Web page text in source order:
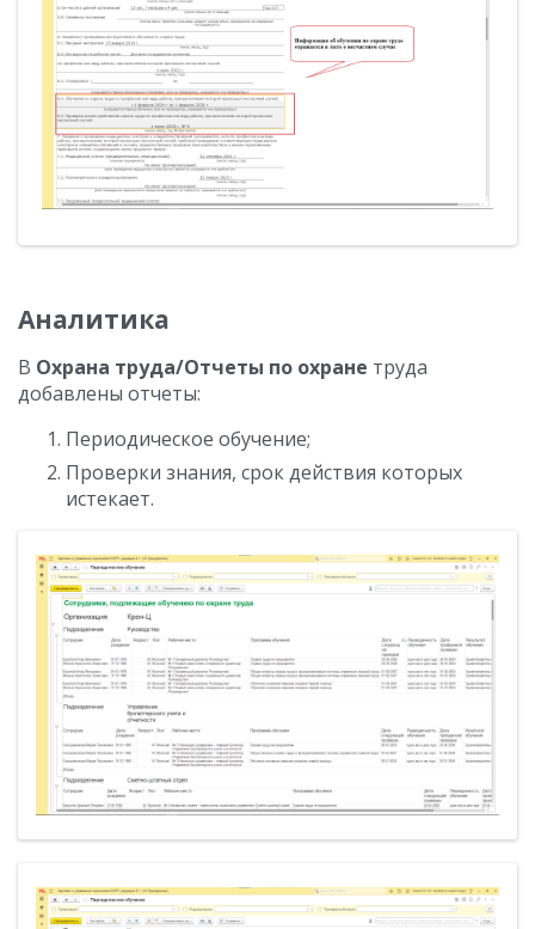
Аналитика
В Охрана труда/Отчеты по охране труда
добавлены отчеты:
Периодическое обучение;
Проверки знания, срок действия которых
истекает.